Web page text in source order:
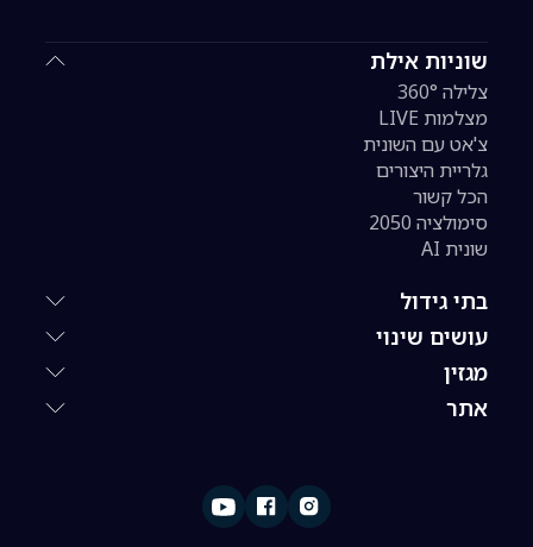
שוניות אילת
צלילה 360°
מצלמות LIVE
צ'אט עם השונית
גלריית היצורים
הכל קשור
סימולציה 2050
שונית AI
בתי גידול
עושים שינוי
מגזין
אתר